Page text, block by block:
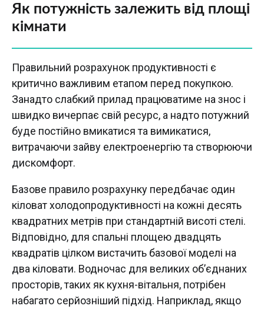
Як потужність залежить від площі
кімнати
Правильний розрахунок продуктивності є
критично важливим етапом перед покупкою.
Занадто слабкий прилад працюватиме на знос і
швидко вичерпає свій ресурс, а надто потужний
буде постійно вмикатися та вимикатися,
витрачаючи зайву електроенергію та створюючи
дискомфорт.
Базове правило розрахунку передбачає один
кіловат холодопродуктивності на кожні десять
квадратних метрів при стандартній висоті стелі.
Відповідно, для спальні площею двадцять
квадратів цілком вистачить базової моделі на
два кіловати. Водночас для великих об’єднаних
просторів, таких як кухня-вітальня, потрібен
набагато серйозніший підхід. Наприклад, якщо